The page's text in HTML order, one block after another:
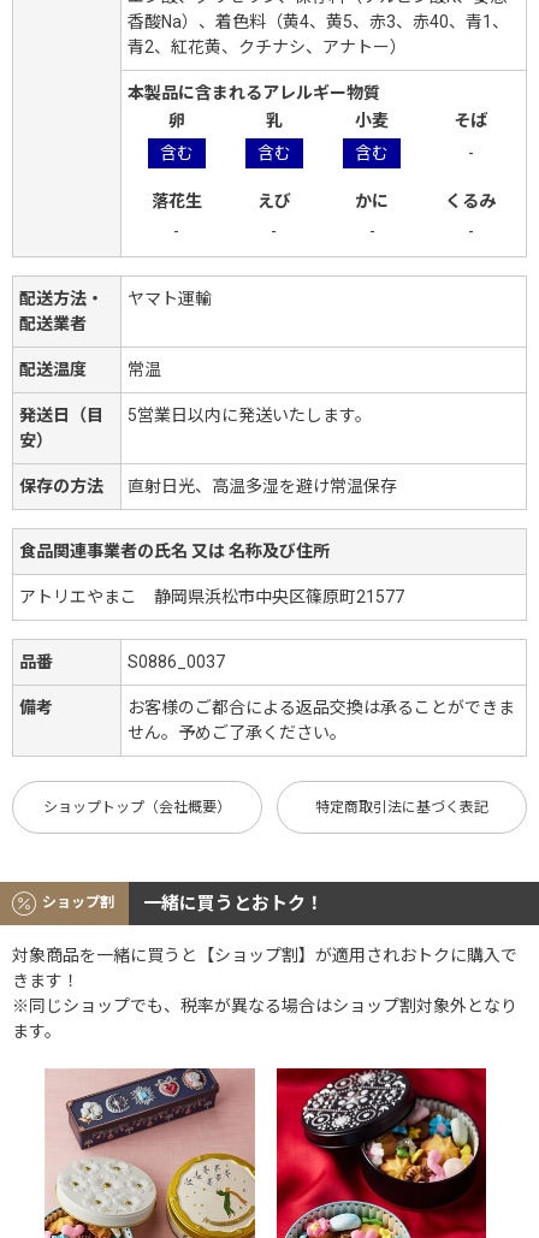
香酸Na）、着色料（黄4、黄5、赤3、赤40、青1、
青2、紅花黄、クチナシ、アナトー）
本製品に含まれるアレルギー物質
卵
乳 小麦
そば
含む
含む 含む -
落花生 えび かに
くるみ
-
- - -
配送方法・
配送業者
ヤマト運輸
配送温度 常温
発送日（目
安）
5営業日以内に発送いたします。
保存の方法 直射日光、高温多湿を避け常温保存
食品関連事業者の氏名 又は 名称及び住所
アトリエやまこ 静岡県浜松市中央区篠原町21577
品番 S0886_0037
備考
お客様のご都合による返品交換は承ることができま
せん。予めご了承ください。
ショップトップ（会社概要） 特定商取引法に基づく表記
ショップ割 一緒に買うとおトク！
対象商品を一緒に買うと【ショップ割】が適用されおトクに購入で
きます！
※同じショップでも、税率が異なる場合はショップ割対象外となり
ます。